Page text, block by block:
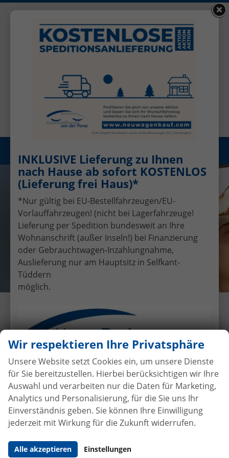
Öffnungszeiten: Mo - Fr 08.00 - 17.00
Registrieren
Übergabe eines EU-
Neufahrzeuges Dacia Duster an
Herr Both
10.6.2016 • Auslieferungen
Wir respektieren Ihre Privatsphäre
Unsere Website setzt Cookies ein, um unsere Dienste
für Sie bereitzustellen. Hierbei berücksichtigen wir Ihre
Auswahl und verarbeiten nur die Daten für Marketing,
Analytics und Personalisierung, für die Sie uns Ihr
Einverständnis geben. Sie können Ihre Einwilligung
jederzeit mit Wirkung für die Zukunft widerrufen.
Alle akzeptieren Einstellungen
INKLUSIVE Lieferung zu Ihnen
nach Hause ab sofort KOSTENLOS
(Lieferung frei Haus)*
*Nur gültig bei EU-Bestellfahrzeugen/EU-
Vorlauffahrzeugen! (nicht bei Lagerfahrzeuge!
Lieferung per Spedition bundesweit an Ihre
Wohnanschrift (außer Inseln!) bei Finanzierung
oder Gebrauchtwagen-Inzahlungnahme,
Auslieferung nur am Hauptsitz in Selfkant-
Tüddern
möglich.
Autokaufohne Anzahlungbei
Vertragsabschluss
Beim Automobilhandel von der Forst genießen Sie
maximale Sicherheit und Transparenz. Bei uns